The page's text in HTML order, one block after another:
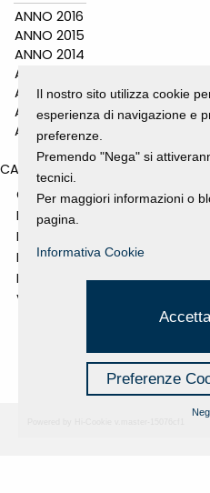
ANNO 2016
ANNO 2015
ANNO 2014
ANNO 2011
ANNO 2010
ANNO 2009
ANNO 2008
CATEGORIES
GALLERY
MOSTRE E EVENTI
NEWS
PROGETTI SOSTENUTI
RASSEGNA STAMPA
VIDEO
Il nostro sito utilizza cookie
esperienza di navigazione e
preferenze.
Premendo "Nega" si
tecnici.
Per maggiori informazioni o
pagina.
Informativa Cookie
Preferenze